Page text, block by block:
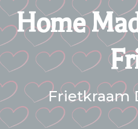
Home
Frietkraam